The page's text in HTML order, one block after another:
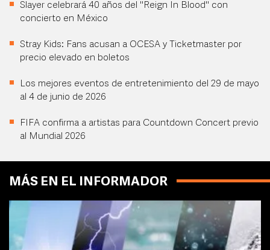
Slayer celebrará 40 años del "Reign In Blood" con
concierto en México
Stray Kids: Fans acusan a OCESA y Ticketmaster por
precio elevado en boletos
Los mejores eventos de entretenimiento del 29 de mayo
al 4 de junio de 2026
FIFA confirma a artistas para Countdown Concert previo
al Mundial 2026
MÁS EN EL INFORMADOR